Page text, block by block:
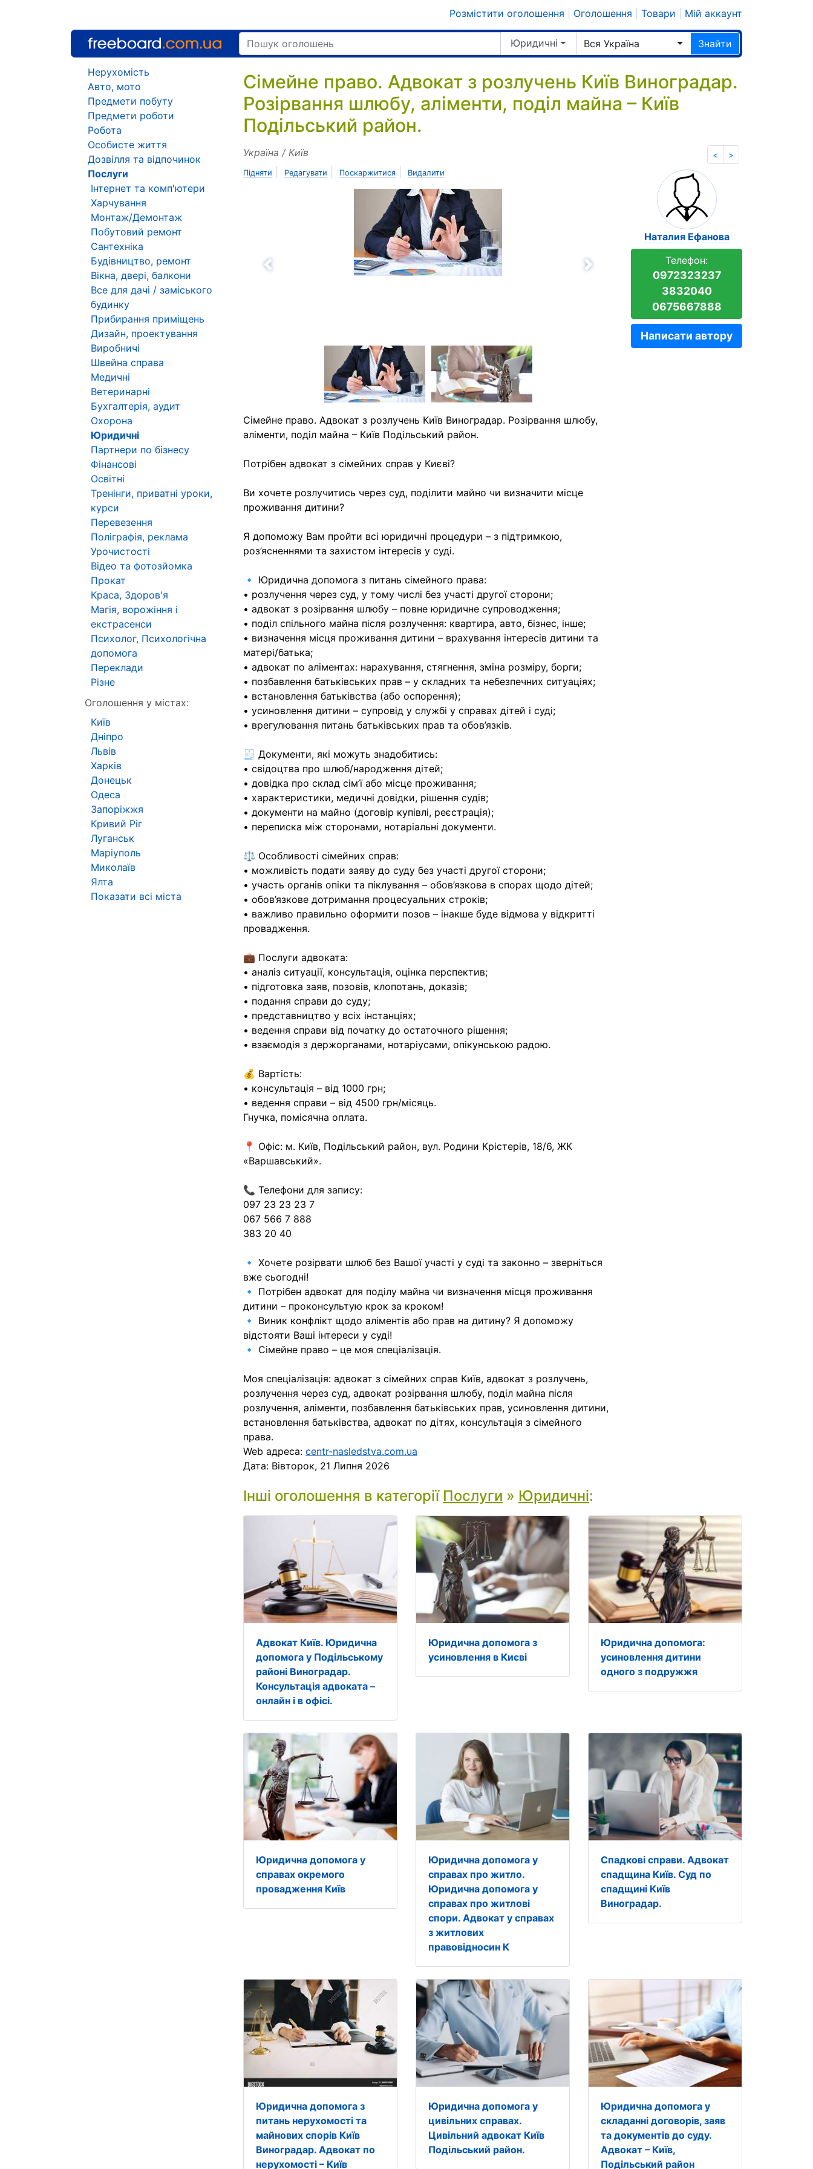
Розмістити оголошення Оголошення Товари Мій аккаунт
Юридичні Вся Україна Знайти
Сімейне право. Адвокат з розлучень Київ Виноградар.
Розірвання шлюбу, аліменти, поділ майна – Київ
Подільський район.
< >
Україна / Київ
Підняти Редагувати Поскаржитися Видалити
Назад
Сімейне право. Адвокат з розлучень Київ Виноградар. Розірвання шлюбу,
аліменти, поділ майна – Київ Подільський район.
Потрібен адвокат з сімейних справ у Києві?
Ви хочете розлучитись через суд, поділити майно чи визначити місце
проживання дитини?
Я допоможу Вам пройти всі юридичні процедури – з підтримкою,
роз’ясненнями та захистом інтересів у суді.
🔹 Юридична допомога з питань сімейного права:
• розлучення через суд, у тому числі без участі другої сторони;
• адвокат з розірвання шлюбу – повне юридичне супроводження;
• поділ спільного майна після розлучення: квартира, авто, бізнес, інше;
• визначення місця проживання дитини – врахування інтересів дитини та
матері/батька;
• адвокат по аліментах: нарахування, стягнення, зміна розміру, борги;
• позбавлення батьківських прав – у складних та небезпечних ситуаціях;
• встановлення батьківства (або оспорення);
• усиновлення дитини – супровід у службі у справах дітей і суді;
• врегулювання питань батьківських прав та обов’язків.
🧾 Документи, які можуть знадобитись:
• свідоцтва про шлюб/народження дітей;
• довідка про склад сім’ї або місце проживання;
• характеристики, медичні довідки, рішення судів;
• документи на майно (договір купівлі, реєстрація);
• переписка між сторонами, нотаріальні документи.
⚖️ Особливості сімейних справ:
• можливість подати заяву до суду без участі другої сторони;
• участь органів опіки та піклування – обов’язкова в спорах щодо дітей;
• обов’язкове дотримання процесуальних строків;
• важливо правильно оформити позов – інакше буде відмова у відкритті
провадження.
💼 Послуги адвоката:
• аналіз ситуації, консультація, оцінка перспектив;
• підготовка заяв, позовів, клопотань, доказів;
• подання справи до суду;
• представництво у всіх інстанціях;
• ведення справи від початку до остаточного рішення;
• взаємодія з держорганами, нотаріусами, опікунською радою.
💰 Вартість:
• консультація – від 1000 грн;
• ведення справи – від 4500 грн/місяць.
Гнучка, помісячна оплата.
📍 Офіс: м. Київ, Подільський район, вул. Родини Крістерів, 18/6, ЖК
«Варшавський».
📞 Телефони для запису:
097 23 23 23 7
067 566 7 888
383 20 40
🔹 Хочете розірвати шлюб без Вашої участі у суді та законно – зверніться
вже сьогодні!
🔹 Потрібен адвокат для поділу майна чи визначення місця проживання
дитини – проконсультую крок за кроком!
🔹 Виник конфлікт щодо аліментів або прав на дитину? Я допоможу
відстояти Ваші інтереси у суді!
🔹 Сімейне право – це моя спеціалізація.
Моя спеціалізація: адвокат з сімейних справ Київ, адвокат з розлучень,
розлучення через суд, адвокат розірвання шлюбу, поділ майна після
розлучення, аліменти, позбавлення батьківських прав, усиновлення дитини,
встановлення батьківства, адвокат по дітях, консультація з сімейного
права.
Web адреса: centr-nasledstva.com.ua
Дата: Вівторок, 21 Липня 2026
Наталия Ефанова
Телефон:
0972323237
3832040
0675667888
Написати автору
Інші оголошення в категорії Послуги » Юридичні:
Адвокат Київ. Юридична
допомога у Подільському
районі Виноградар.
Консультація адвоката –
онлайн і в офісі.
Юридична допомога з
усиновлення в Києві
Юридична допомога:
усиновлення дитини
одного з подружжя
Юридична допомога у
справах окремого
провадження Київ
Юридична допомога у
справах про житло.
Юридична допомога у
справах про житлові
спори. Адвокат у справах
з житлових
правовідносин К
Спадкові справи. Адвокат
спадщина Київ. Суд по
спадщині Київ
Виноградар.
Юридична допомога з
питань нерухомості та
майнових спорів Київ
Виноградар. Адвокат по
нерухомості – Київ
Юридична допомога у
цивільних справах.
Цивільний адвокат Київ
Подільський район.
Юридична допомога у
складанні договорів, заяв
та документів до суду.
Адвокат – Київ,
Подільський район
Нерухомість
Авто, мото
Предмети побуту
Предмети роботи
Робота
Особисте життя
Дозвілля та відпочинок
Послуги
Інтернет та комп'ютери
Харчування
Монтаж/Демонтаж
Побутовий ремонт
Сантехніка
Будівництво, ремонт
Вікна, двері, балкони
Все для дачі / заміського
будинку
Прибирання приміщень
Дизайн, проектування
Виробничі
Швейна справа
Медичні
Ветеринарні
Бухгалтерія, аудит
Охорона
Юридичні
Партнери по бізнесу
Фінансові
Освітні
Тренінги, приватні уроки,
курси
Перевезення
Поліграфія, реклама
Урочистості
Відео та фотозйомка
Прокат
Краса, Здоров'я
Магія, ворожіння і
екстрасенси
Психолог, Психологічна
допомога
Переклади
Різне
Оголошення у містах:
Київ
Дніпро
Львів
Харків
Донецьк
Одеса
Запоріжжя
Кривий Ріг
Луганськ
Маріуполь
Миколаїв
Ялта
Показати всі міста